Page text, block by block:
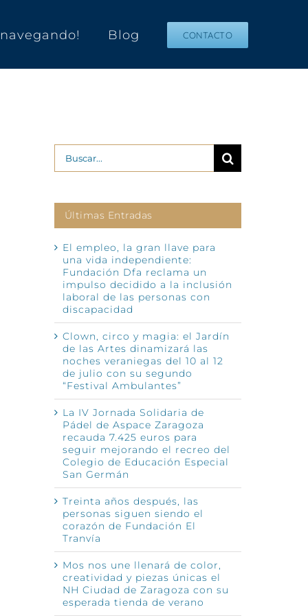
navegando! Blog CONTACTO
Buscar:
Últimas Entradas
El empleo, la gran llave para
una vida independiente:
Fundación Dfa reclama un
impulso decidido a la inclusión
laboral de las personas con
discapacidad
Clown, circo y magia: el Jardín
de las Artes dinamizará las
noches veraniegas del 10 al 12
de julio con su segundo
“Festival Ambulantes”
La IV Jornada Solidaria de
Pádel de Aspace Zaragoza
recauda 7.425 euros para
seguir mejorando el recreo del
Colegio de Educación Especial
San Germán
Treinta años después, las
personas siguen siendo el
corazón de Fundación El
Tranvía
Mos nos une llenará de color,
creatividad y piezas únicas el
NH Ciudad de Zaragoza con su
esperada tienda de verano